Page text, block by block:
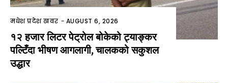
मधेश प्रदेश खवर - AUGUST 6, 2026
१२ हजार लिटर पेट्रोल बोकेको ट्याङ्कर
पल्टिँदा भीषण आगलागी, चालकको सकुशल
उद्धार